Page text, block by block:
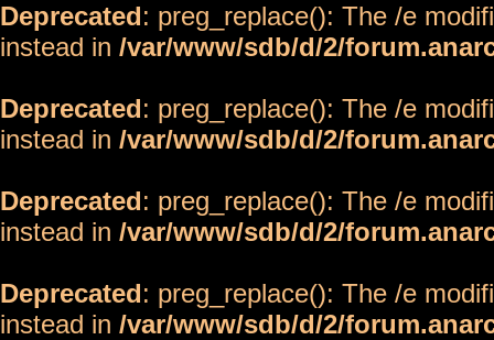
Deprecated: preg_replace(): The /e
instead in /var/www/sdb/d/2/
Deprecated: preg_replace(): The /e
instead in /var/www/sdb/d/2/
Deprecated: preg_replace(): The /e
instead in /var/www/sdb/d/2/
Deprecated: preg_replace(): The /e
instead in /var/www/sdb/d/2/